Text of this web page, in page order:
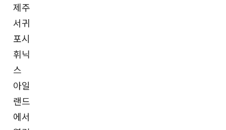
제주
서귀
포시
휘닉
스
아일
랜드
에서